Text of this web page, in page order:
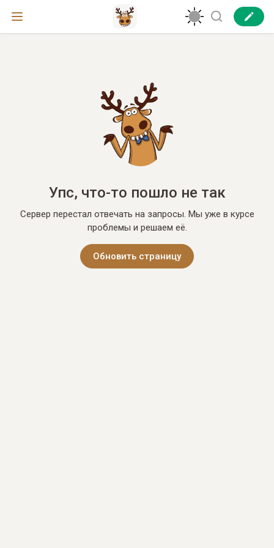
Упс, что-то пошло не так
Сервер перестал отвечать на запросы. Мы уже в курсе
проблемы и решаем её.
Обновить страницу